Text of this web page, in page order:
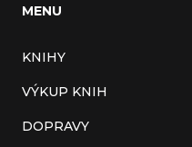
MENU
KNIHY
VÝKUP KNIH
DOPRAVY